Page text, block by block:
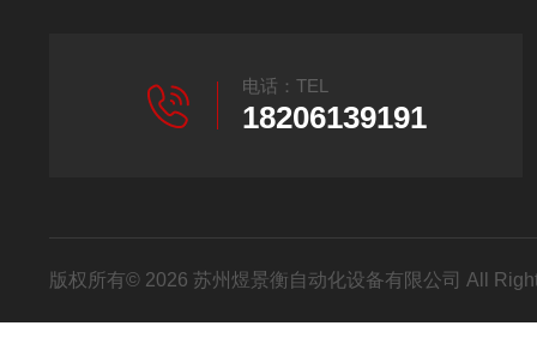
电话：TEL
18206139191
版权所有© 2026 苏州煜景衡自动化设备有限公司 All